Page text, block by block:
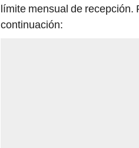
límite mensual de recepción.
continuación: